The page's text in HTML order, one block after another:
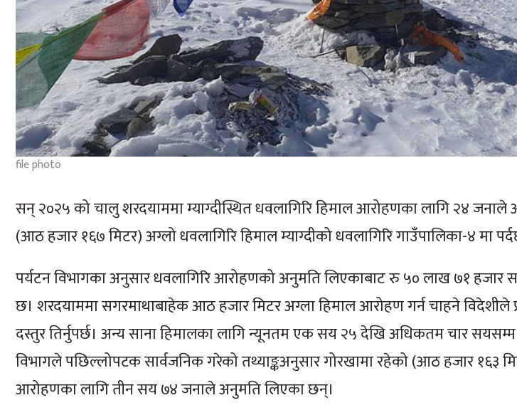
file photo
सन् २०२५ को चालु शरदयाममा म्याग्दीस्थित धवलागिरि हिमाल आरोहणका लागि २४ जनाले
(आठ हजार १६७ मिटर) अग्लो धवलागिरि हिमाल म्याग्दीको धवलागिरि गाउँपालिका-४ मा
पर्यटन विभागका अनुसार धवलागिरि आरोहणको अनुमति लिएकाबाट रु ५० लाख ७१ हजार
छ। शरदयाममा सगरमाथाबाहेक आठ हजार मिटर अग्ला हिमाल आरोहण गर्न चाहने विदेशीले
दस्तुर तिर्नुपर्छ। अन्य साना हिमालका लागि न्यूनतम एक सय २५ देखि अधिकतम चार सयसम्म
विभागले पछिल्लोपटक सार्वजनिक गरेको तथ्याङ्कअनुसार गोरखामा रहेको (आठ हजार १६३
आरोहणका लागि तीन सय ७४ जनाले अनुमति लिएका छन्।